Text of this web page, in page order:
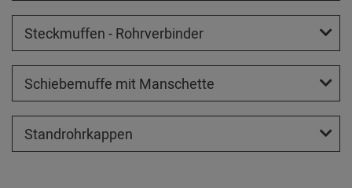
Steckmuffen - Rohrverbinder
Schiebemuffe mit Manschette
Standrohrkappen